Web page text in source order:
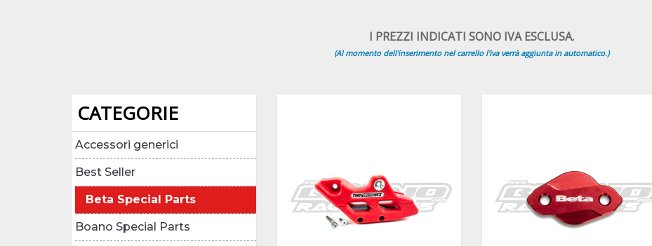
I PREZZI INDICATI SONO IVA ESCLUSA.
(Al momento dell'inserimento nel carrello l'iva verrà aggiunta in automatico.)
CATEGORIE
Accessori generici
Best Seller
Beta Special Parts
Boano Special Parts